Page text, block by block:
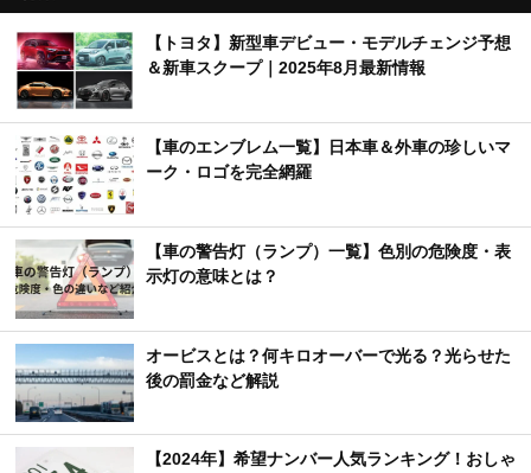
【トヨタ】新型車デビュー・モデルチェンジ予想
＆新車スクープ｜2025年8月最新情報
【車のエンブレム一覧】日本車＆外車の珍しいマ
ーク・ロゴを完全網羅
【車の警告灯（ランプ）一覧】色別の危険度・表
示灯の意味とは？
オービスとは？何キロオーバーで光る？光らせた
後の罰金など解説
【2024年】希望ナンバー人気ランキング！おしゃ